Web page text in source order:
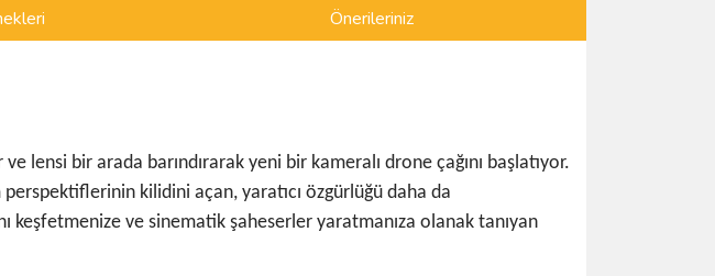
Önerileriniz
lensi bir arada barındırarak yeni bir kameralı drone çağını başlatıyor.
kilidini açan, yaratıcı özgürlüğü daha da
keşfetmenize ve sinematik şaheserler yaratmanıza olanak tanıyan